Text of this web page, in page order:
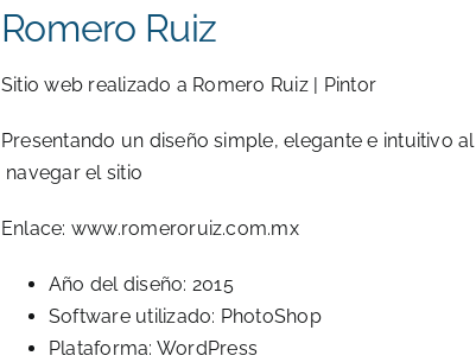
Romero Ruiz
Sitio web realizado a Romero Ruiz | Pintor
Presentando un diseño simple, elegante e intuitivo al
navegar el sitio
Enlace: www.romeroruiz.com.mx
Año del diseño: 2015
Software utilizado: PhotoShop
Plataforma: WordPress